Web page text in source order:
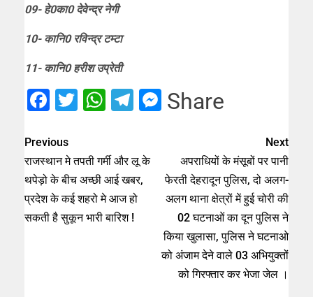
09- हे0का0 देवेन्द्र नेगी
10- कानि0 रविन्द्र टम्टा
11- कानि0 हरीश उप्रेती
Facebook
Twitter
WhatsApp
Telegram
Messenger
Share
Previous
राजस्थान मे तपती गर्मी और लू के
थपेड़ो के बीच अच्छी आई खबर,
प्रदेश के कई शहरो मे आज हो
सकती है सुकून भारी बारिश !
Next
अपराधियों के मंसूबों पर पानी
फेरती देहरादून पुलिस, दो अलग-
अलग थाना क्षेत्रों में हुई चोरी की
02 घटनाओं का दून पुलिस ने
किया खुलासा, पुलिस ने घटनाओ
को अंजाम देने वाले 03 अभियुक्तों
को गिरफ्तार कर भेजा जेल ।